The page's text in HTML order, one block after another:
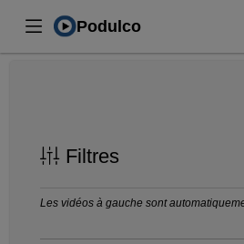
Podulco
Filtres
Les vidéos à gauche sont